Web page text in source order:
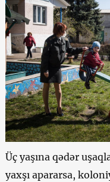
Üç yaşına qədər
yaxşı apararsa,